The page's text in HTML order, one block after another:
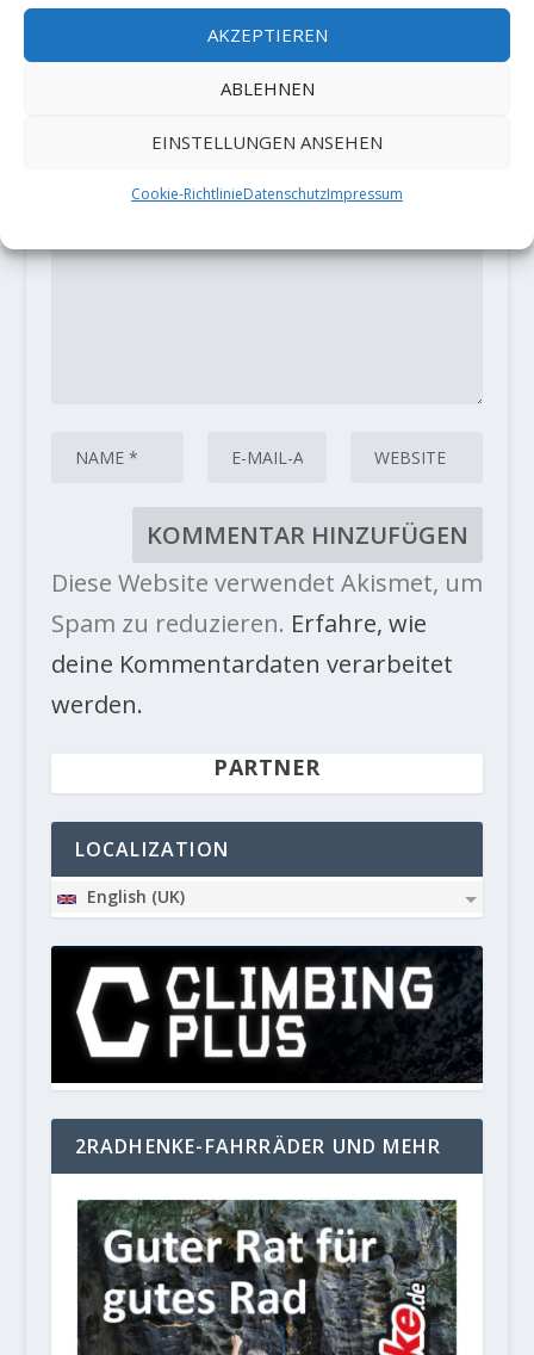
AKZEPTIEREN
ABLEHNEN
EINSTELLUNGEN ANSEHEN
Cookie-RichtlinieDatenschutzImpressum
Deine E-Mail-Adresse wird nicht
*markiert
Diese Website verwendet Akismet, um
Spam zu reduzieren. Erfahre, wie
deine Kommentardaten verarbeitet
werden.
PARTNER
LOCALIZATION
English (UK)
2RADHENKE-FAHRRÄDER UND MEHR